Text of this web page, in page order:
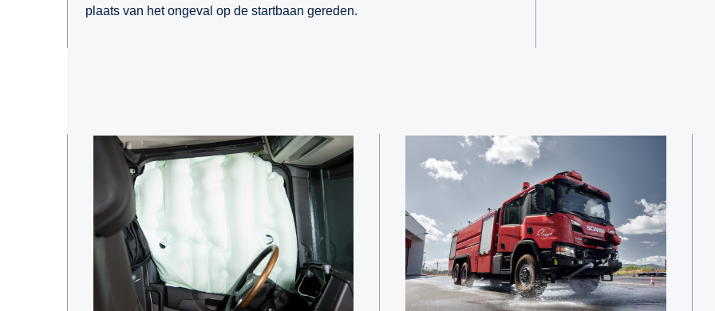
plaats van het ongeval op de startbaan gereden.